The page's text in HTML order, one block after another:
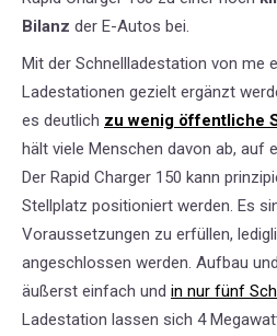
Bilanz der E-Autos bei.
Mit der Schnellladestation von me
Ladestationen gezielt ergänzt
es deutlich zu wenig öffentliche
hält viele Menschen davon ab, auf
Der Rapid Charger 150 kann
Stellplatz positioniert werden. Es
Voraussetzungen zu erfüllen,
angeschlossen werden. Aufbau
äußerst einfach und in nur fünf
Ladestation lassen sich 4